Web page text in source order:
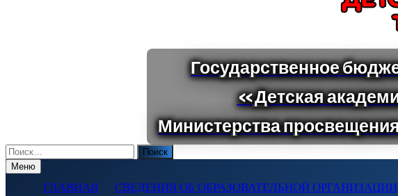
Поиск
по:Меню
ГЛАВНАЯ СВЕДЕНИЯ ОБ ОБРАЗОВАТЕЛЬНОЙ ОРГАНИЗАЦИИ